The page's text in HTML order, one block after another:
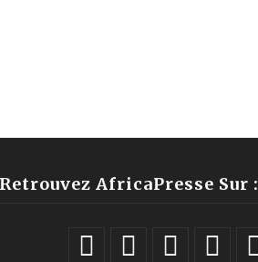
Retrouvez AfricaPresse Sur :